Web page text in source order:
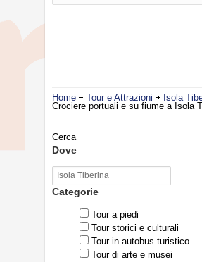
Home Tour e Attrazioni
Isola
Crociere portuali e su fiume a Isola
Cerca
Dove
Categorie
Tour a piedi
Tour storici e culturali
Tour in autobus turistico
Tour di arte e musei